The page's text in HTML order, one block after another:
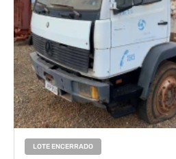
LOTE ENCERRADO